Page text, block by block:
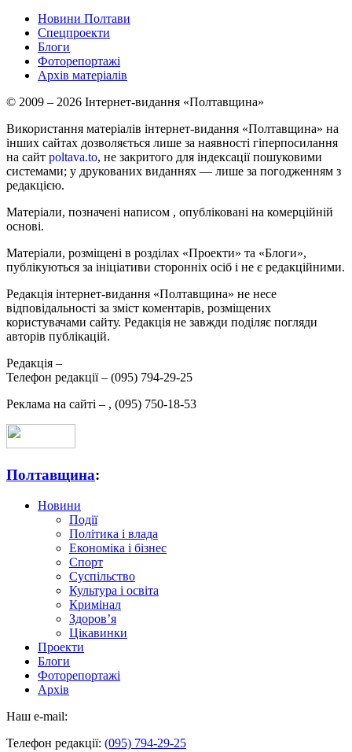
Новини Полтави
Спецпроекти
Блоги
Фоторепортажі
Архів матеріалів
© 2009 – 2026 Інтернет-видання «Полтавщина»
Використання матеріалів інтернет-видання «Полтавщина» на
інших сайтах дозволяється лише за наявності гіперпосилання
на сайт poltava.to, не закритого для індексації пошуковими
системами; у друкованих виданнях — лише за погодженням з
редакцією.
Матеріали, позначені написом , опубліковані на комерційній
основі.
Матеріали, розміщені в розділах «Проекти» та «Блоги»,
публікуються за ініціативи сторонніх осіб і не є редакційними.
Редакція інтернет-видання «Полтавщина» не несе
відповідальності за зміст коментарів, розміщених
користувачами сайту. Редакція не завжди поділяє погляди
авторів публікацій.
Редакція –
Телефон редакції – (095) 794-29-25
Реклама на сайті – , (095) 750-18-53
Полтавщина:
Новини
Події
Політика і влада
Економіка і бізнес
Спорт
Суспільство
Культура і освіта
Кримінал
Здоров’я
Цікавинки
Проекти
Блоги
Фоторепортажі
Архів
Наш e-mail:
Телефон редакції: (095) 794-29-25